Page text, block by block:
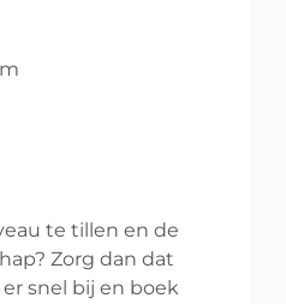
te tillen en de
Zorg dan dat
snel bij en boek